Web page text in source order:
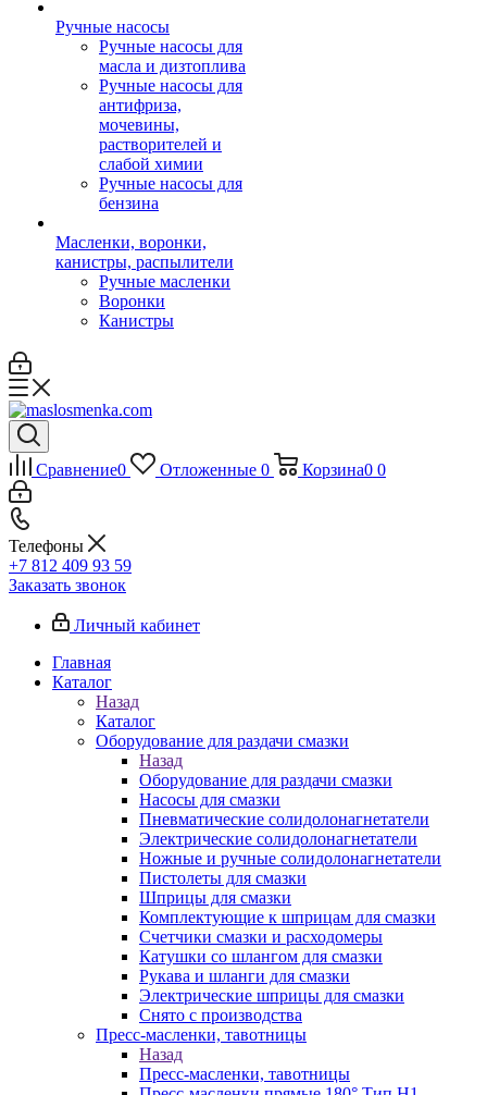
Ручные насосы
Ручные насосы для
масла и дизтоплива
Ручные насосы для
антифриза,
мочевины,
растворителей и
слабой химии
Ручные насосы для
бензина
Масленки, воронки,
канистры, распылители
Ручные масленки
Воронки
Канистры
Сравнение0 Отложенные 0 Корзина0 0
Телефоны
+7 812 409 93 59
Заказать звонок
Личный кабинет
Главная
Каталог
Назад
Каталог
Оборудование для раздачи смазки
Назад
Оборудование для раздачи смазки
Насосы для смазки
Пневматические солидолонагнетатели
Электрические солидолонагнетатели
Ножные и ручные солидолонагнетатели
Пистолеты для смазки
Шприцы для смазки
Комплектующие к шприцам для смазки
Счетчики смазки и расходомеры
Катушки со шлангом для смазки
Рукава и шланги для смазки
Электрические шприцы для смазки
Снято с производства
Пресс-масленки, тавотницы
Назад
Пресс-масленки, тавотницы